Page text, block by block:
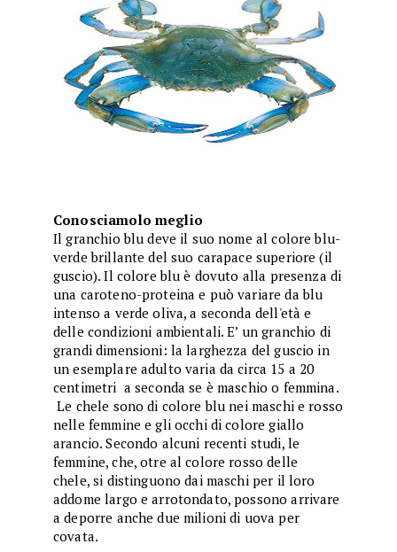
Conosciamolo meglio
Il granchio blu deve il suo nome al colore blu-
verde brillante del suo carapace superiore (il
guscio). Il colore blu è dovuto alla presenza di
una caroteno-proteina e può variare da blu
intenso a verde oliva, a seconda dell'età e
delle condizioni ambientali. E’ un granchio di
grandi dimensioni: la larghezza del guscio in
un esemplare adulto varia da circa 15 a 20
centimetri a seconda se è maschio o femmina.
Le chele sono di colore blu nei maschi e rosso
nelle femmine e gli occhi di colore giallo
arancio. Secondo alcuni recenti studi, le
femmine, che, otre al colore rosso delle
chele, si distinguono dai maschi per il loro
addome largo e arrotondato, possono arrivare
a deporre anche due milioni di uova per
covata.